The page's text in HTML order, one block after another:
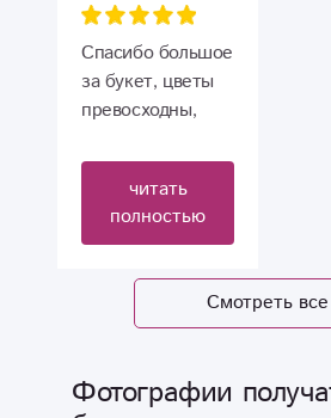
Спасибо большое
за букет, цветы
превосходны,
заказывала.
Очень красиво.
читать
полностью
Смотреть все
Фотографии